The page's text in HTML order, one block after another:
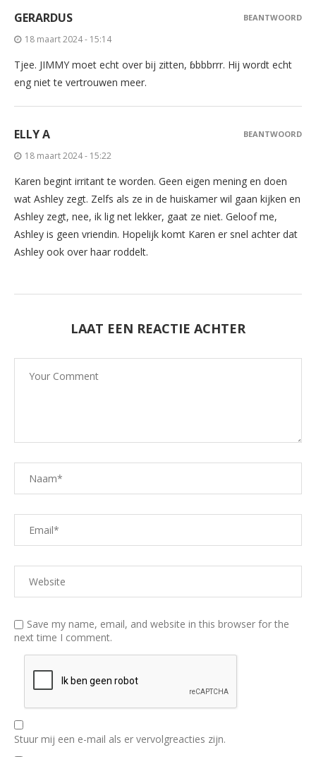
GERARDUS
18 maart 2024 - 15:14
Tjee. JIMMY moet echt over bij zitten, ɓbbbrrr. Hij wordt echt
eng niet te vertrouwen meer.
BEANTWOORD
ELLY A
18 maart 2024 - 15:22
Karen begint irritant te worden. Geen eigen mening en doen
wat Ashley zegt. Zelfs als ze in de huiskamer wil gaan kijken en
Ashley zegt, nee, ik lig net lekker, gaat ze niet. Geloof me,
Ashley is geen vriendin. Hopelijk komt Karen er snel achter dat
Ashley ook over haar roddelt.
BEANTWOORD
LAAT EEN REACTIE ACHTER
Save my name, email, and website in this browser for the
next time I comment.
Stuur mij een e-mail als er vervolgreacties zijn.